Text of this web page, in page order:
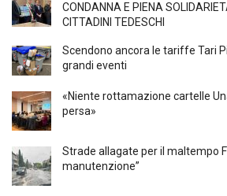
CONDANNA E PIENA
CITTADINI TEDESCHI
Scendono ancora le tariffe Tari
grandi eventi
«Niente rottamazione cartelle
persa»
Strade allagate per il maltempo
manutenzione”